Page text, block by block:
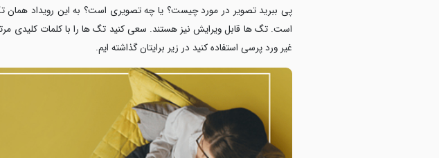
پی ببرید تصویر در مورد چیست؟ یا چه تصویری است؟ به این رویداد همان
است. تگ ها قابل ویرایش نیز هستند. سعی کنید تگ ها را با کلمات
غیر ورد پرسی استفاده کنید در زیر برایتان گذاشته ایم.